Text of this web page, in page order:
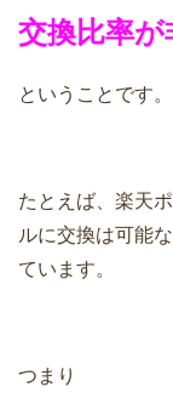
交換比率
ということです。
たとえば、楽天
ルに交換は可能な
ています。
つまり